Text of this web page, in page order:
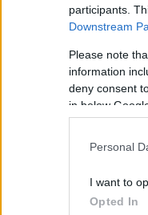
participants.
Downstream
Please note
information
deny consent
in below
Personal
I want to
Opted In